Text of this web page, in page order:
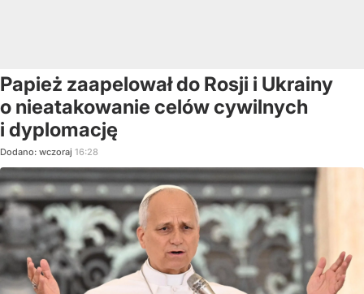
Papież zaapelował do Rosji i Ukrainy
o nieatakowanie celów cywilnych
i dyplomację
Dodano: wczoraj 16:28